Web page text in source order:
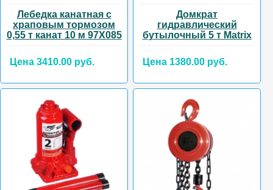
Лебедка канатная с
храповым тормозом
0,55 т канат 10 м 97Х085
Цена 3410.00 руб.
Домкрат
гидравлический
бутылочный 5 т Matrix
Цена 1380.00 руб.